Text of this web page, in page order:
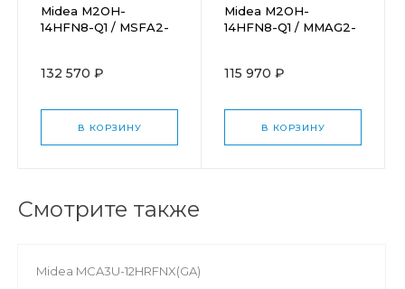
Midea M2OH-
14HFN8-Q1 / MSFA2-
132 570 ₽
В КОРЗИНУ
Midea M2OH-
14HFN8-Q1 / MMAG2-
115 970 ₽
В КОРЗИНУ
Смотрите также
Midea MCA3U-12HRFNX(GA)